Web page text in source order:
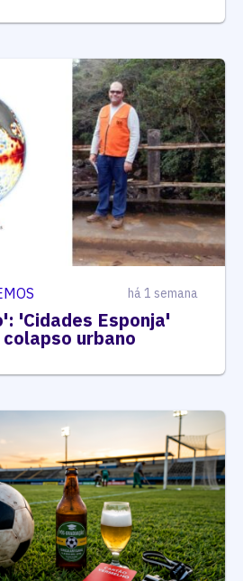
há 1 semana
'Cidades Esponja'
urbano